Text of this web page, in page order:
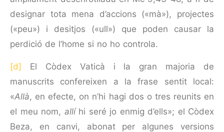
designar tota mena d’accions («mà»), projectes
(«peu») i desitjos («ull») que poden causar la
perdició de l’home si no ho controla.
[d] El Còdex Vaticà i la gran majoria de
manuscrits confereixen a la frase sentit local:
«Allà, en efecte, on n’hi hagi dos o tres reunits en
el meu nom, allíhi seré jo enmig d’ells»; el Còdex
Beza, en canvi, abonat per algunes versions